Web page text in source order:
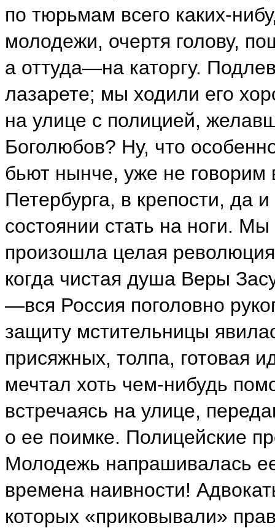
по тюрьмам всего каких-
молодежи, очертя голову,
а оттуда—на каторгу.
лазарете; мы ходили его
на улице с полицией,
Боголюбов? Ну, что
бьют нынче, уже не говорим
Петербурга, в крепости, да
состоянии стать на ноги.
произошла целая
когда чистая душа Веры
—вся Россия поголовно
защиту мстительницы
присяжных, толпа, готовая
мечтал хоть чем-нибудь
встречаясь на улице,
о ее поимке. Полицейские
Молодежь напрашивалась
времена наивности!
которых «приковывали»